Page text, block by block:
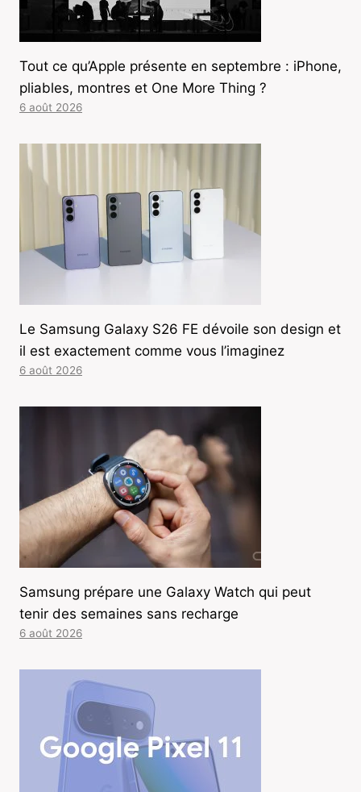
Tout ce qu’Apple présente en septembre : iPhone,
pliables, montres et One More Thing ?
6 août 2026
Le Samsung Galaxy S26 FE dévoile son design et
il est exactement comme vous l’imaginez
6 août 2026
Samsung prépare une Galaxy Watch qui peut
tenir des semaines sans recharge
6 août 2026